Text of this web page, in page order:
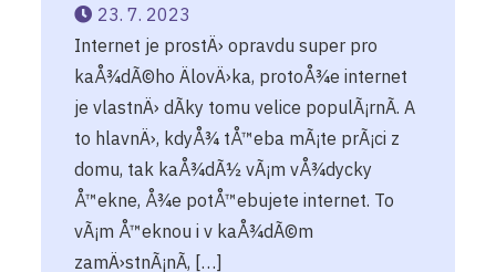
23. 7. 2023
Internet je prostÄ› opravdu super pro
kaÅ¾dÃ©ho ÄlovÄ›ka, protoÅ¾e internet
je vlastnÄ› dÃ­ky tomu velice populÃ¡rnÃ­. A
to hlavnÄ›, kdyÅ¾ tÅ™eba mÃ¡te prÃ¡ci z
domu, tak kaÅ¾dÃ½ vÃ¡m vÅ¾dycky
Å™ekne, Å¾e potÅ™ebujete internet. To
vÃ¡m Å™eknou i v kaÅ¾dÃ©m
zamÄ›stnÃ¡nÃ­, […]